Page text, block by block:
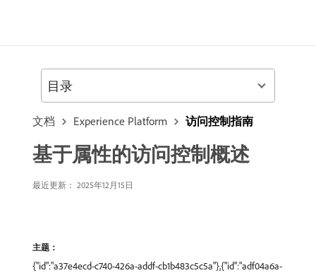
文档 Experience Platform 访问控制指南
基于属性的访问控制概述
最近更新： 2025年12月15日
主题：
{"id":"a37e4ecd-c740-426a-addf-cb1b483c5c5a"},{"id":"adf04a6a-
目录